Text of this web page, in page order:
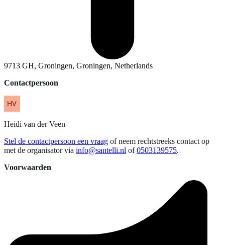
9713 GH, Groningen, Groningen, Netherlands
Contactpersoon
Heidi van der Veen
Stel de contactpersoon een vraag of neem rechtstreeks contact op
met de organisator via info@santelli.nl of 0503139575.
Voorwaarden